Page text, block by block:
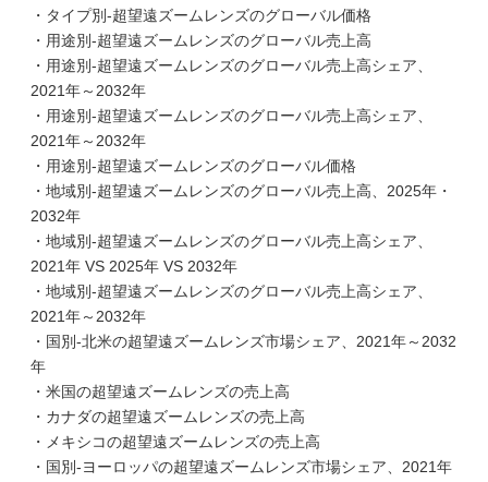
・タイプ別-超望遠ズームレンズのグローバル価格
・用途別-超望遠ズームレンズのグローバル売上高
・用途別-超望遠ズームレンズのグローバル売上高シェア、
2021年～2032年
・用途別-超望遠ズームレンズのグローバル売上高シェア、
2021年～2032年
・用途別-超望遠ズームレンズのグローバル価格
・地域別-超望遠ズームレンズのグローバル売上高、2025年・
2032年
・地域別-超望遠ズームレンズのグローバル売上高シェア、
2021年 VS 2025年 VS 2032年
・地域別-超望遠ズームレンズのグローバル売上高シェア、
2021年～2032年
・国別-北米の超望遠ズームレンズ市場シェア、2021年～2032
年
・米国の超望遠ズームレンズの売上高
・カナダの超望遠ズームレンズの売上高
・メキシコの超望遠ズームレンズの売上高
・国別-ヨーロッパの超望遠ズームレンズ市場シェア、2021年